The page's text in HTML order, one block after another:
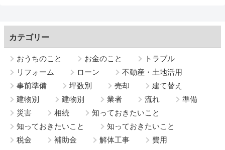
カテゴリー
おうちのこと お金のこと
トラブル
リフォーム
ローン
不動産・土地活用
事前準備
坪数別 売却
建て替え
建物別
建物別 業者 流れ
準備
災害
相続
知っておきたいこと
知っておきたいこと
知っておきたいこと
税金
補助金 解体工事 費用